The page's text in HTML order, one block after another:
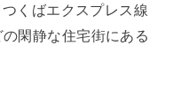
くばエクスプレス線
閑静な住宅街にある